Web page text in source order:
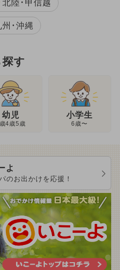
北陸･甲信越
州･沖縄
す
幼児
4歳5歳
小学生
6歳〜
よ
のお出かけを応援！